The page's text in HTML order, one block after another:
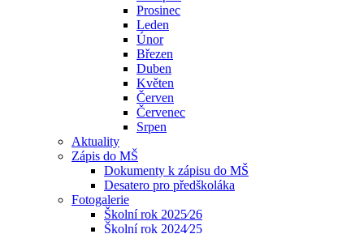
Prosinec
Leden
Únor
Březen
Duben
Květen
Červen
Červenec
Srpen
Aktuality
Zápis do MŠ
Dokumenty k zápisu do MŠ
Desatero pro předškoláka
Fotogalerie
Školní rok 2025⁄26
Školní rok 2024⁄25